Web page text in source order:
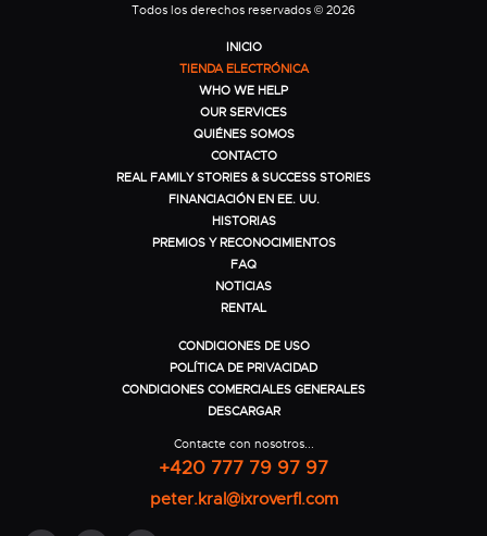
Todos los derechos reservados © 2026
INICIO
TIENDA ELECTRÓNICA
WHO WE HELP
OUR SERVICES
QUIÉNES SOMOS
CONTACTO
REAL FAMILY STORIES & SUCCESS STORIES
FINANCIACIÓN EN EE. UU.
HISTORIAS
PREMIOS Y RECONOCIMIENTOS
FAQ
NOTICIAS
RENTAL
CONDICIONES DE USO
POLÍTICA DE PRIVACIDAD
CONDICIONES COMERCIALES GENERALES
DESCARGAR
Contacte con nosotros...
+420 777 79 97 97
peter.kral@ixroverfl.com